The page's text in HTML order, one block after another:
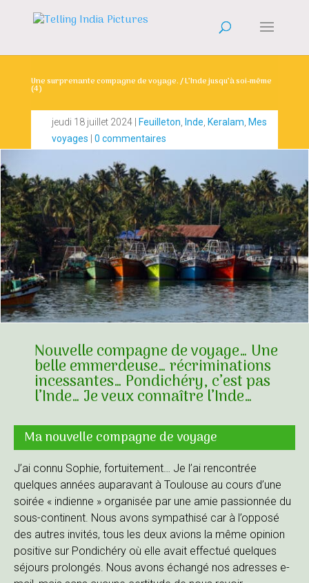
Une surprenante compagne de voyage. / L’Inde jusqu’à soi-même
(4)
jeudi 18 juillet 2024| Feuilleton Inde Keralam Mes
voyages
0 commentaires
Nouvelle compagne de voyage… Une
belle emmerdeuse… récriminations
incessantes… Pondichéry, c’est pas
l’Inde… Je veux connaître l’Inde…
Ma nouvelle compagne de voyage
J’ai connu Sophie, fortuitement… Je l’ai rencontrée
quelques années auparavant à Toulouse au cours d’une
soirée « indienne » organisée par une amie passionnée du
sous-continent. Nous avons sympathisé car à l’opposé
des autres invités, tous les deux avions la même opinion
positive sur Pondichéry où elle avait effectué quelques
séjours prolongés. Nous avons échangé nos adresses e-